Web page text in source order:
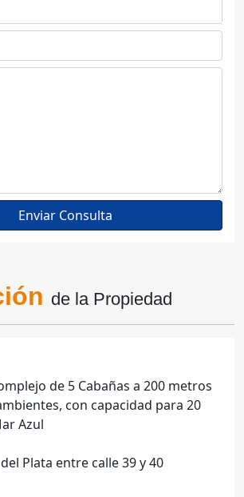
de la Propiedad
de 5 Cabañas a 200 metros
con capacidad para 20
Azul
Plata entre calle 39 y 40